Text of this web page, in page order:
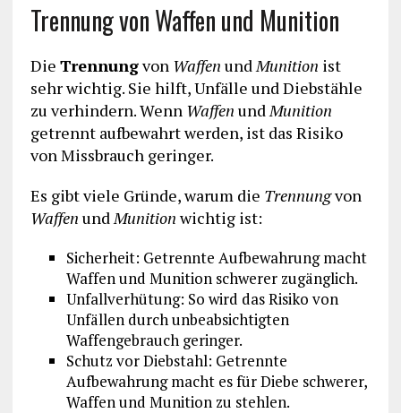
Trennung von Waffen und Munition
Die Trennungvon Waffen undMunition ist
sehr wichtig. Sie hilft, Unfälle und Diebstähle
zu verhindern. Wenn Waffen undMunition
getrennt aufbewahrt werden, ist das Risiko
von Missbrauch geringer.
Es gibt viele Gründe, warum die Trennungvon
Waffen undMunitionwichtig ist:
Sicherheit: Getrennte Aufbewahrung macht
Waffen und Munition schwerer zugänglich.
Unfallverhütung: So wird das Risiko von
Unfällen durch unbeabsichtigten
Waffengebrauch geringer.
Schutz vor Diebstahl: Getrennte
Aufbewahrung macht es für Diebe schwerer,
Waffen und Munition zu stehlen.